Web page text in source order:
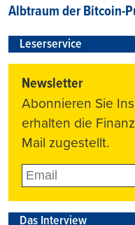
Albtraum der Bitcoin-
Leserservice
Newsletter
Abonnieren Sie
erhalten die
Mail zugestellt.
Das Interview